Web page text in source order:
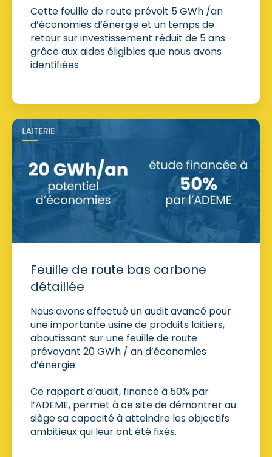
Cette feuille de route prévoit 5 GWh /an
d’économies d’énergie et un temps de
retour sur investissement réduit de 5 ans
grâce aux aides éligibles que nous avons
identifiées.
Feuille de route bas carbone
détaillée
Nous avons effectué un audit avancé pour
une importante usine de produits laitiers,
aboutissant sur une feuille de route
prévoyant 20 GWh / an d’économies
d’énergie.
Ce rapport d’audit, financé à 50% par
l’ADEME, permet à ce site de démontrer au
siège sa capacité à atteindre les objectifs
ambitieux qui leur ont été fixés.